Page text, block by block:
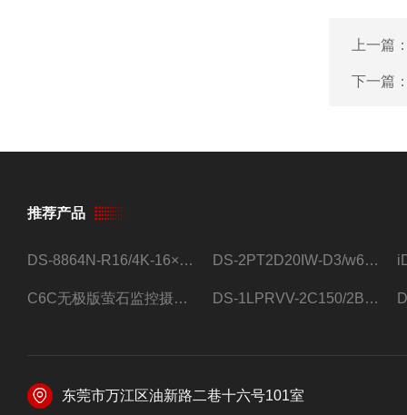
上一篇
下一篇
推荐产品
DS-8864N-R16/4K-16×4T/希捷16盘位录像机 DS-2PT2D20IW-D3/w64路高清硬盘录像机
C6C无极版萤石监控摄像头 DS-1LPRVV-2C150/2B监控室外夜视高清电源线护套线200米/卷
东莞市万江区油新路二巷十六号101室